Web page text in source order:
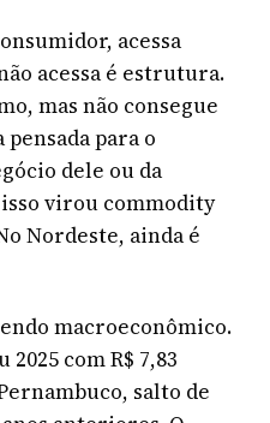
acessa
acessa é estrutura.
mas não consegue
para o
dele ou da
virou commodity
Nordeste, ainda é
macroeconômico.
com R$ 7,83
salto de